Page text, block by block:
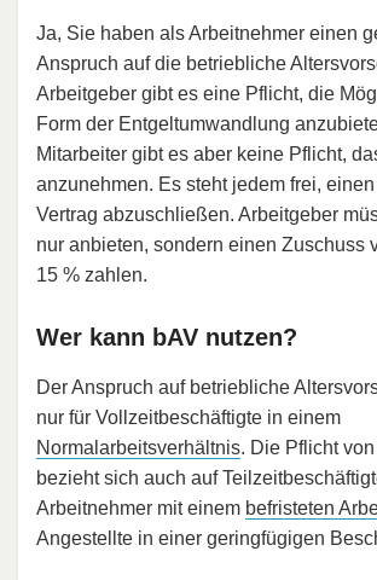
Ja, Sie haben als Arbeitnehmer einen
Anspruch auf die betriebliche
Arbeitgeber gibt es eine Pflicht, die
Form der Entgeltumwandlung
Mitarbeiter gibt es aber keine Pflicht,
anzunehmen. Es steht jedem frei,
Vertrag abzuschließen. Arbeitgeber
nur anbieten, sondern einen Zuschuss
15 % zahlen.
Wer kann bAV nutzen?
Der Anspruch auf betriebliche
nur für Vollzeitbeschäftigte in einem
Normalarbeitsverhältnis. Die Pflicht
bezieht sich auch auf
Arbeitnehmer mit einem befristeten
Angestellte in einer geringfügigen